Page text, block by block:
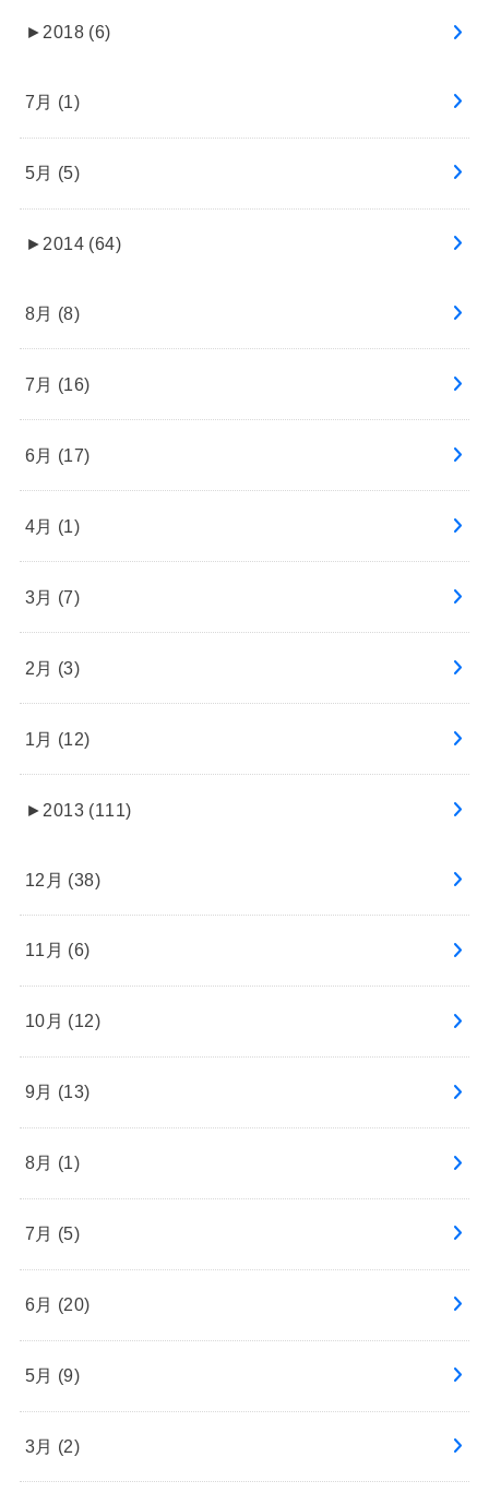
► 2018 (6)
7月 (1)
5月 (5)
► 2014 (64)
8月 (8)
7月 (16)
6月 (17)
4月 (1)
3月 (7)
2月 (3)
1月 (12)
► 2013 (111)
12月 (38)
11月 (6)
10月 (12)
9月 (13)
8月 (1)
7月 (5)
6月 (20)
5月 (9)
3月 (2)